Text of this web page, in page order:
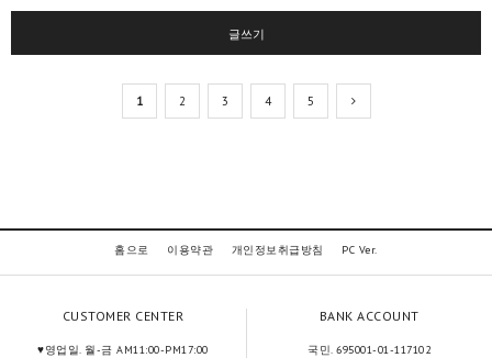
글쓰기
1 2 3 4 5
홈으로 이용약관 개인정보취급방침 PC Ver.
CUSTOMER CENTER
♥영업일. 월-금 AM11:00-PM17:00
BANK ACCOUNT
국민. 695001-01-117102